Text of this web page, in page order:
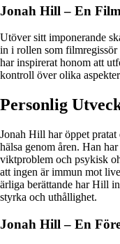
Jonah Hill – En
Utöver sitt imponerande
in i rollen som
har inspirerat honom att
kontroll över olika
Personlig
Jonah Hill har öppet
hälsa genom åren. Han
viktproblem och psykisk
att ingen är immun mot
ärliga berättande har Hill
styrka och uthållighet.
Jonah Hill – En